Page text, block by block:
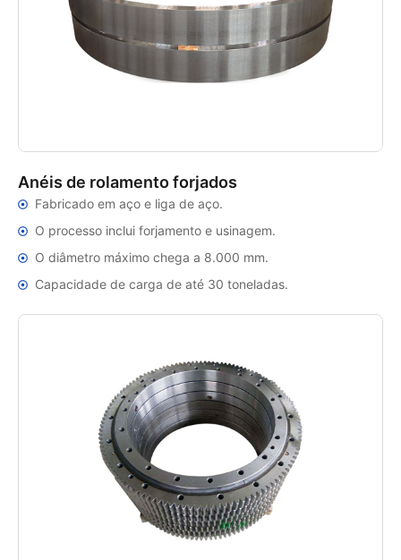
Anéis de rolamento forjados
Fabricado em aço e liga de aço.
O processo inclui forjamento e usinagem.
O diâmetro máximo chega a 8.000 mm.
Capacidade de carga de até 30 toneladas.